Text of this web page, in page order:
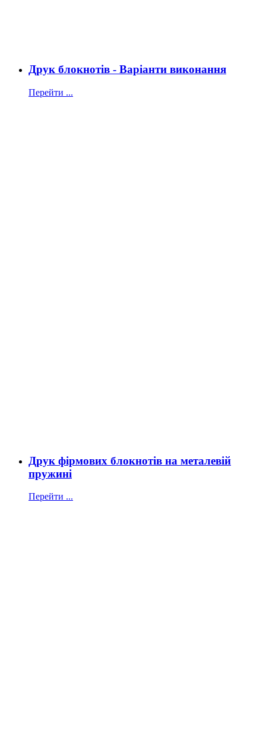
Друк блокнотів - Варіанти виконання
Перейти ...
Друк фірмових блокнотів на металевій
пружині
Перейти ...